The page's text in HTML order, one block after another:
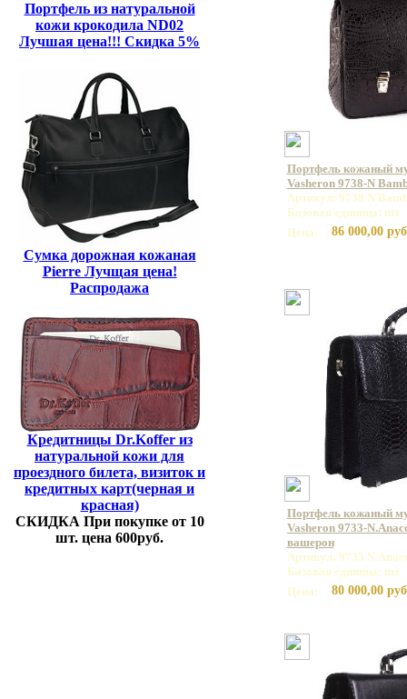
Портфель из натуральной
кожи крокодила ND02
Лучшая цена!!! Скидка 5%
Сумка дорожная кожаная
Pierre Лучщая цена!
Распродажа
Кредитницы Dr.Koffer из
натуральной кожи для
проездного билета, визиток и
кредитных карт(черная и
красная)
СКИДКА При покупке от 10
шт. цена 600руб.
Портфель кожаный
Vasheron 9738-N
Артикул: 9738 N
Базовая единица: шт
Цена:
86 000,00
Портфель кожаный
Vasheron 9733-
вашерон
Артикул: 9733
Базовая единица: шт
Цена:
80 000,00